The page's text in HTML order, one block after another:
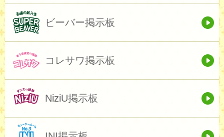
ビーバー掲示板
コレサワ掲示板
NiziU掲示板